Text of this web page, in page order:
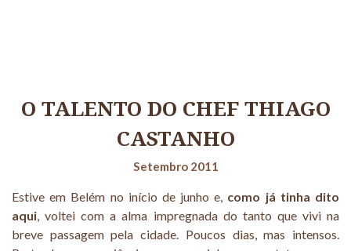
O TALENTO DO CHEF THIAGO
CASTANHO
Setembro 2011
Estive em Belém no início de junho e, como já tinha dito
aqui, voltei com a alma impregnada do tanto que vivi na
breve passagem pela cidade. Poucos dias, mas intensos.